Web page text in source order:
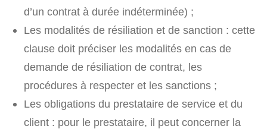
d’un contrat à durée indéterminée) ;
Les modalités de résiliation et de sanction : cette
clause doit préciser les modalités en cas de
demande de résiliation de contrat, les
procédures à respecter et les sanctions ;
Les obligations du prestataire de service et du
client : pour le prestataire, il peut concerner la